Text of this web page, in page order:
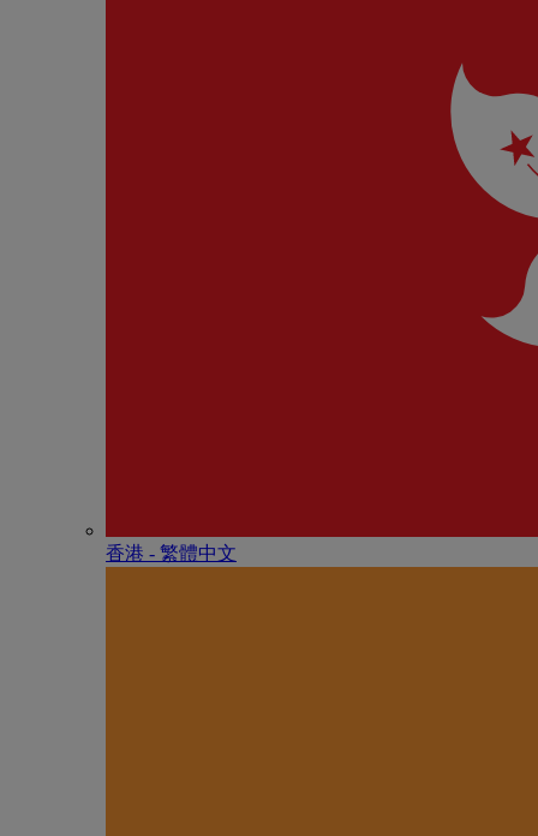
香港 - 繁體中文